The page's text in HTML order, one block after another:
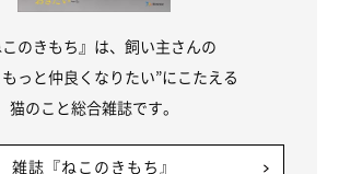
このきもち』は、飼い主さんの
っと仲良くなりたい”にこたえる
猫のこと総合雑誌です。
雑誌『ねこのきもち』